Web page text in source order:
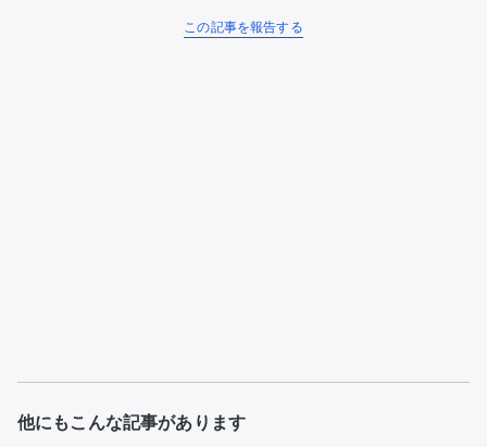
この記事を報告する
他にもこんな記事があります